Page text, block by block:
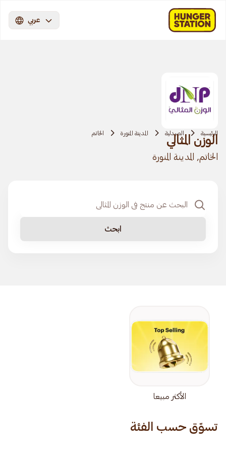
عربي
الرئيسية الصيدلية المدينة المنورة الخاتم
الوزن المثالي
الخاتم, المدينة المنورة
ابحث
الأكثر مبيعا
تسوّق حسب الفئة